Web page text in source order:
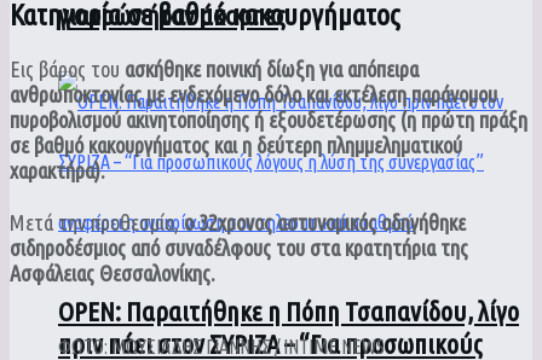
γιατρών ήταν άκαρπες
ΟPEN: Παραιτήθηκε η Πόπη Τσαπανίδου, λίγο
πριν πάει στον ΣΥΡΙΖΑ – “Για προσωπικούς
Κατηγορία σε βαθμό κακουργήματος
Εις βάρος του ασκήθηκε ποινική δίωξη για απόπειρα
ανθρωποκτονίας με ενδεχόμενο δόλο και εκτέλεση παράνομου
πυροβολισμού ακινητοποίησης ή εξουδετέρωσης (η πρώτη πράξη
σε βαθμό κακουργήματος και η δεύτερη πλημμεληματικού
χαρακτήρα).
Μετά την προθεσμία,ο 32χρονος αστυνομικός οδηγήθηκε
σιδηροδέσμιος από συναδέλφους του στα κρατητήρια της
Ασφάλειας Θεσσαλονίκης.
ΦΩΤΟ: ΜΩΥΣΙΑΔΗΣ ΓΙΑΝΝΗΣ / INTIME NEWS